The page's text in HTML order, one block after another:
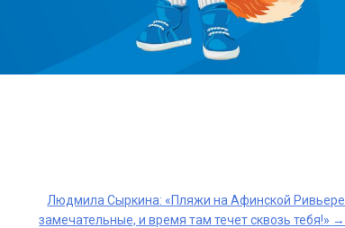
Людмила Сыркина: «Пляжи на Афинской Ривьере
замечательные, и время там течет сквозь тебя!» →